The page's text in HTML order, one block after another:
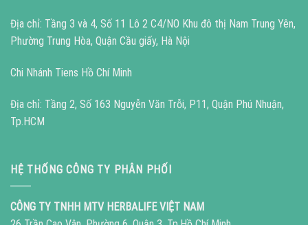
Địa chỉ: Tầng 3 và 4, Số 11 Lô 2 C4/NO Khu đô thị Nam Trung Yên,
Phường Trung Hòa, Quận Cầu giấy, Hà Nội
Chi Nhánh Tiens Hồ Chí Minh
Địa chỉ: Tầng 2, Số 163 Nguyễn Văn Trỗi, P11, Quận Phú Nhuận,
Tp.HCM
HỆ THỐNG CÔNG TY PHÂN PHỐI
CÔNG TY TNHH MTV HERBALIFE VIỆT NAM